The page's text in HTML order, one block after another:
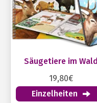
Säugetiere im Wald
19,80€
Einzelheiten